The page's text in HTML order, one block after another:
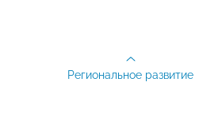
Региональное развитие